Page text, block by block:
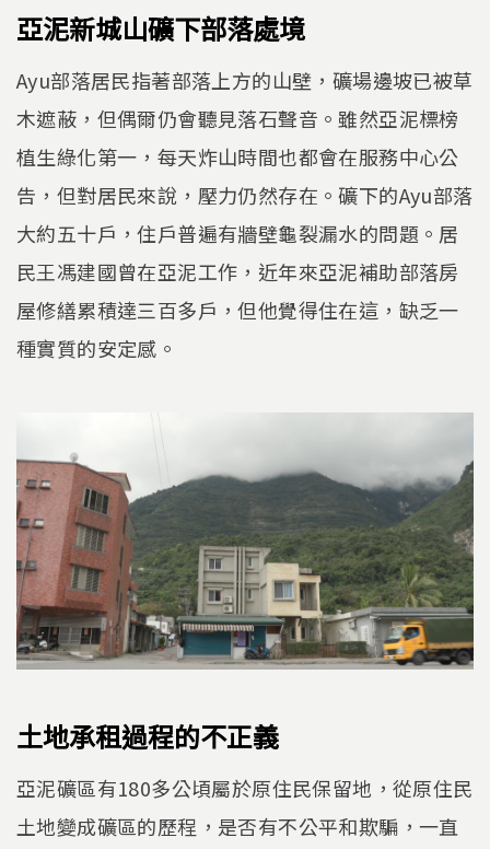
亞泥新城山礦下部落處境
Ayu部落居民指著部落上方的山壁，礦場邊坡已被草
木遮蔽，但偶爾仍會聽見落石聲音。雖然亞泥標榜
植生綠化第一，每天炸山時間也都會在服務中心公
告，但對居民來說，壓力仍然存在。礦下的Ayu部落
大約五十戶，住戶普遍有牆壁龜裂漏水的問題。居
民王馮建國曾在亞泥工作，近年來亞泥補助部落房
屋修繕累積達三百多戶，但他覺得住在這，缺乏一
種實質的安定感。
土地承租過程的不正義
亞泥礦區有180多公頃屬於原住民保留地，從原住民
土地變成礦區的歷程，是否有不公平和欺騙，一直